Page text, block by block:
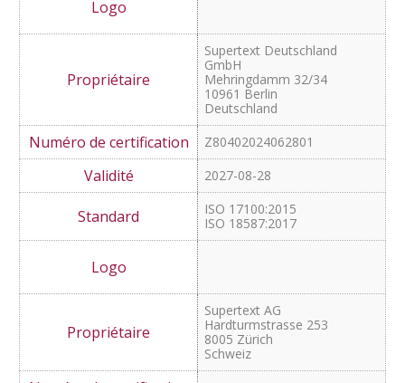
Supertext Deutschland
GmbH
Mehringdamm 32/34
10961 Berlin
Deutschland
Z80402024062801
ISO 17100:2015
ISO 18587:2017